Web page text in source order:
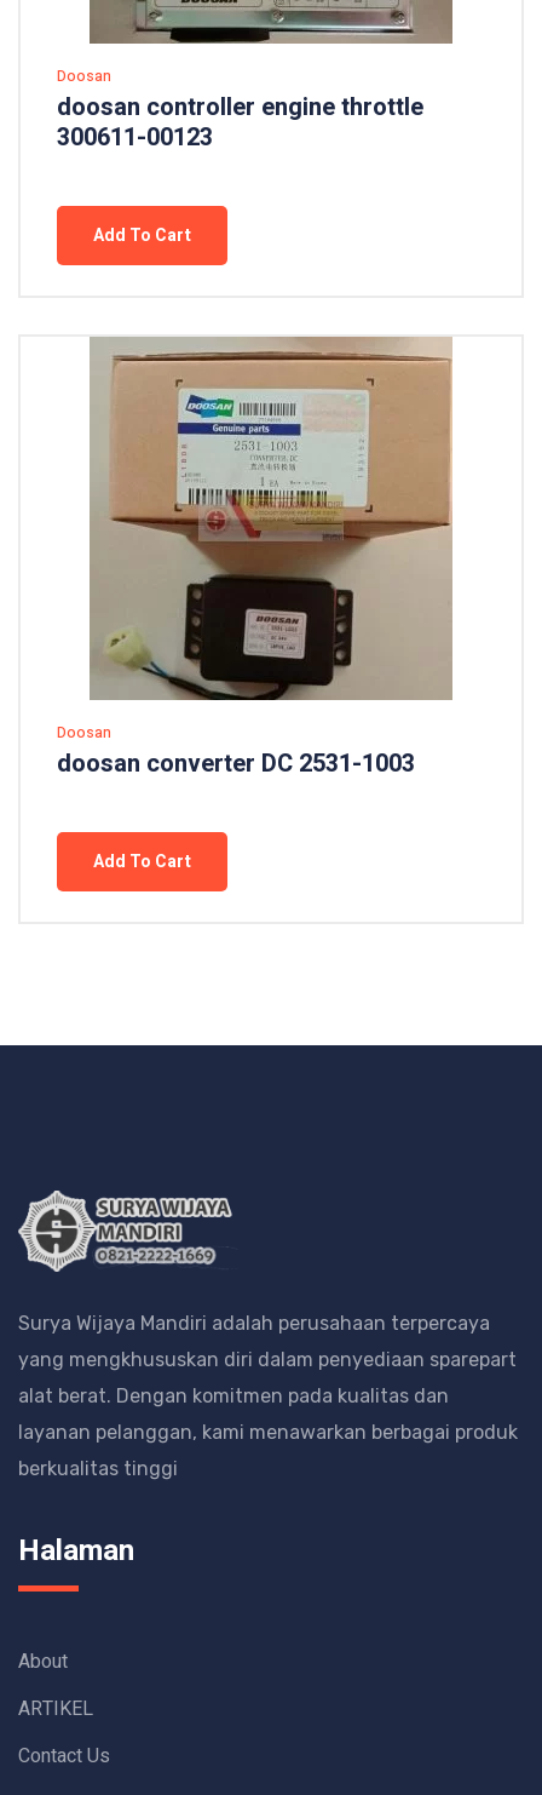
Doosan
doosan controller engine throttle
300611-00123
Add To Cart
Doosan
doosan converter DC 2531-1003
Add To Cart
Surya Wijaya Mandiri adalah perusahaan terpercaya
yang mengkhususkan diri dalam penyediaan sparepart
alat berat. Dengan komitmen pada kualitas dan
layanan pelanggan, kami menawarkan berbagai produk
berkualitas tinggi
Halaman
About
ARTIKEL
Contact Us